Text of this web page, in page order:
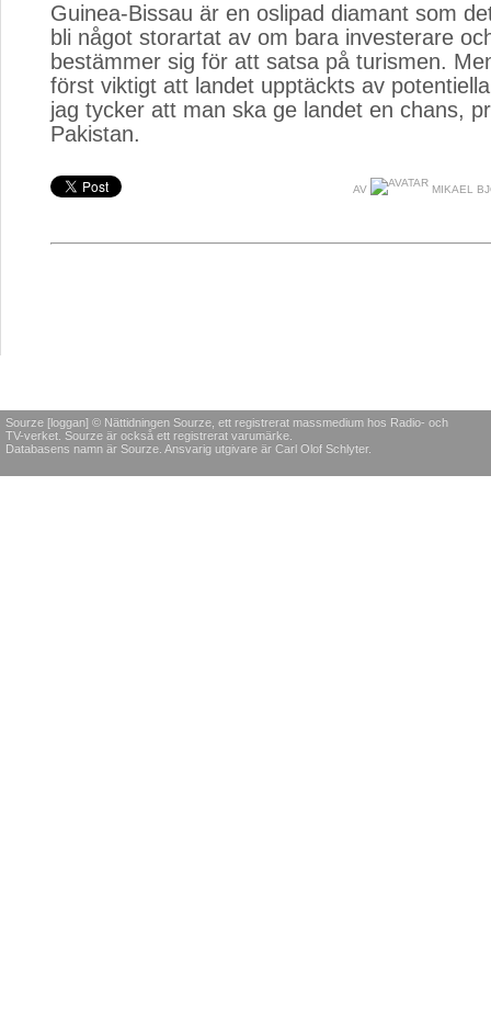
Guinea-Bissau är en oslipad diamant som
bli något storartat av om bara investerare
bestämmer sig för att satsa på turismen.
först viktigt att landet upptäckts av
jag tycker att man ska ge landet en chans,
Pakistan.
AV MIKAEL
Sourze [loggan] © Nättidningen Sourze, ett registrerat massmedium hos Radio- och
TV-verket. Sourze är också ett registrerat varumärke.
Databasens namn är Sourze. Ansvarig utgivare är Carl Olof Schlyter.